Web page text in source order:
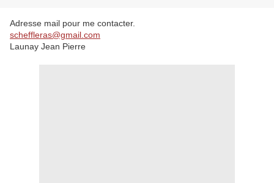
Adresse mail pour me contacter.
scheffleras@gmail.com
Launay Jean Pierre